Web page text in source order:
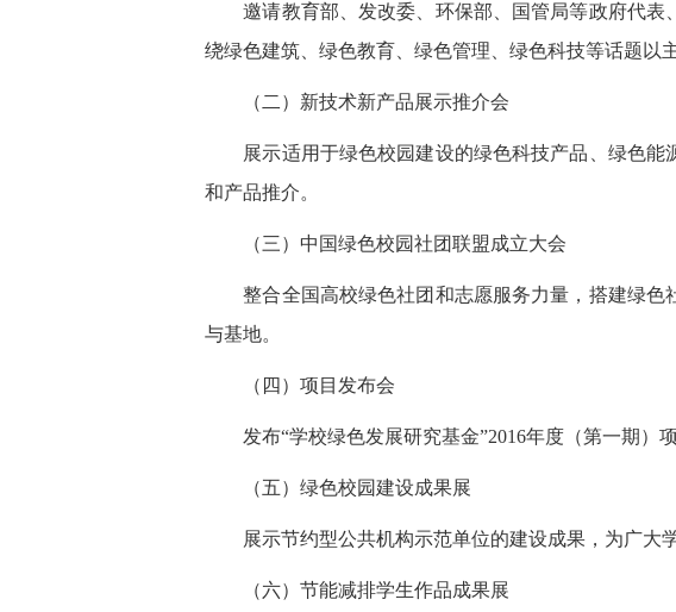
邀请教育部、发改委、环保部、国管局等政府代表
绕绿色建筑、绿色教育、绿色管理、绿色科技等话题以
（二）新技术新产品展示推介会
展示适用于绿色校园建设的绿色科技产品、绿色能
和产品推介。
（三）中国绿色校园社团联盟成立大会
整合全国高校绿色社团和志愿服务力量，搭建绿色
与基地。
（四）项目发布会
发布“学校绿色发展研究基金”2016年度（第一期）项
（五）绿色校园建设成果展
展示节约型公共机构示范单位的建设成果，为广大学
（六）节能减排学生作品成果展